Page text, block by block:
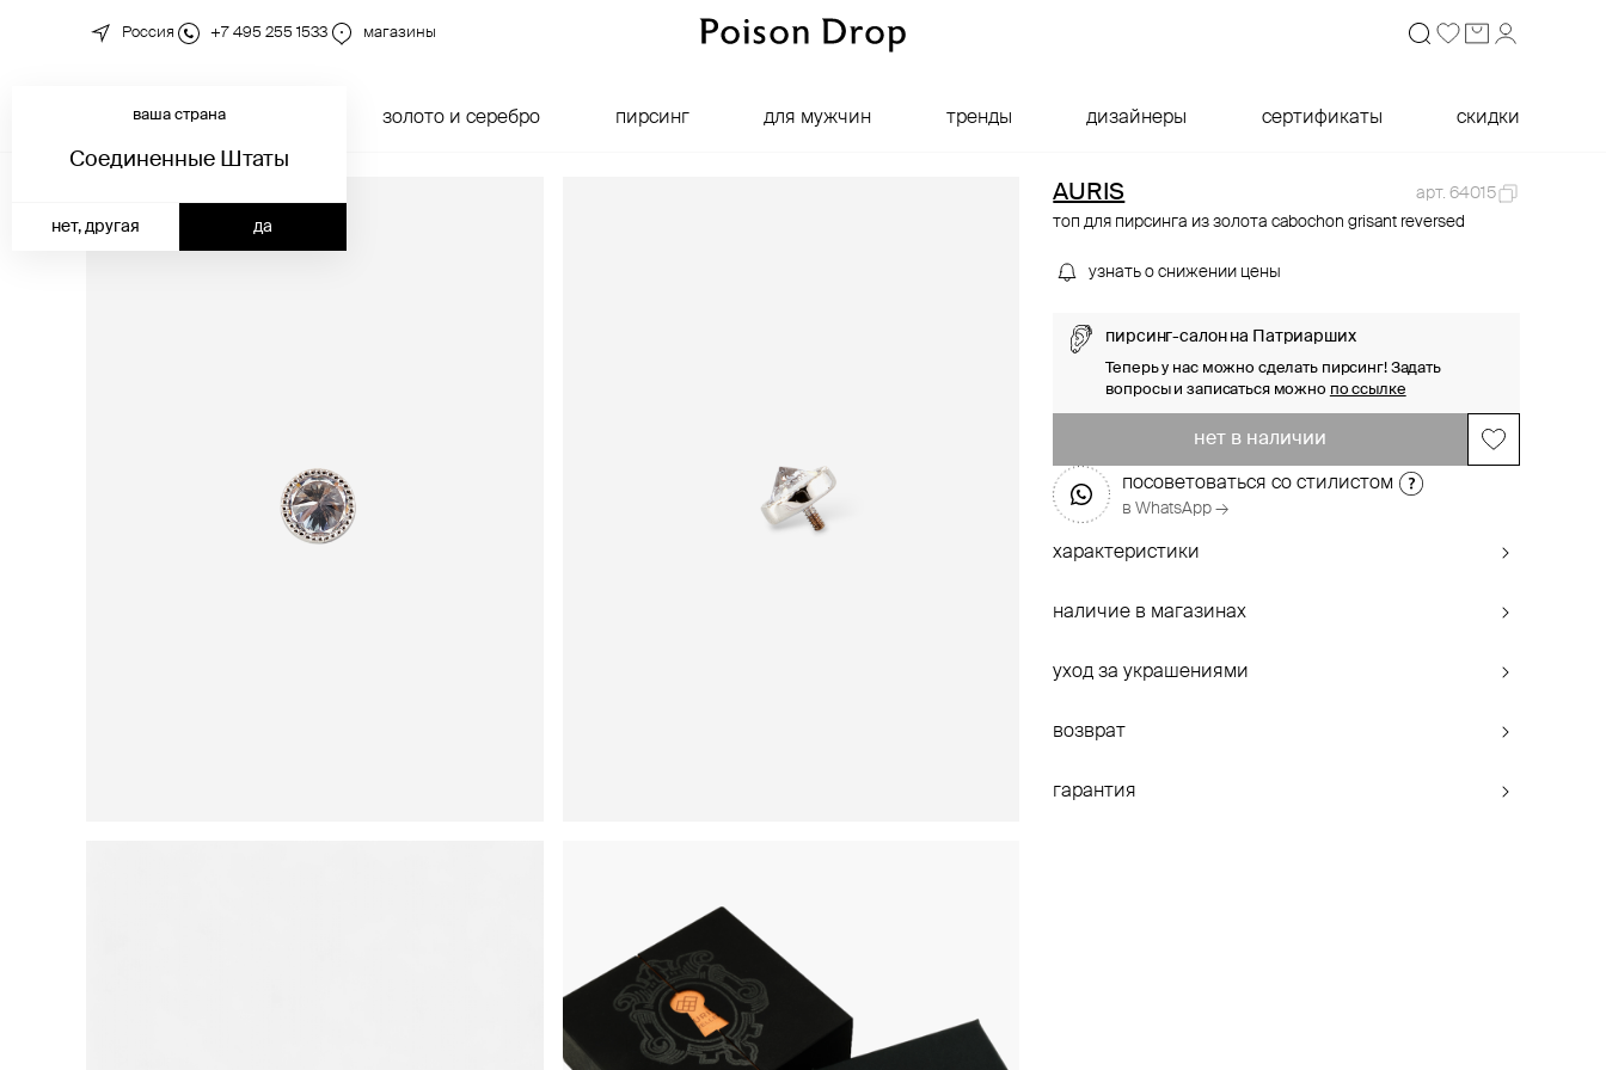
Россия +7 495 255 1533 магазины
новинки золото и серебро пирсинг для мужчин тренды дизайнеры сертификаты скидки
ваша страна
Соединенные Штаты
да
нет, другая
AURIS
арт. 64015
топ для пирсинга из золота cabochon grisant reversed
узнать о снижении цены
пирсинг-салон на Патриарших
Теперь у нас можно сделать пирсинг! Задать
вопросы и записаться можно по ссылке
нет в наличии
посоветоваться со стилистом
в WhatsApp →
характеристики
наличие в магазинах
уход за украшениями
возврат
гарантия